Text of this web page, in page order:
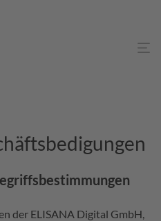
der ELISANA Digital GmbH,